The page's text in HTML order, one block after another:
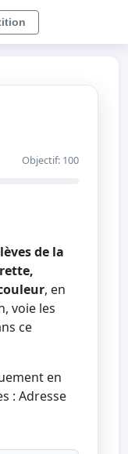
Objectif: 100
de la
, en
voie les
ce
en
: Adresse